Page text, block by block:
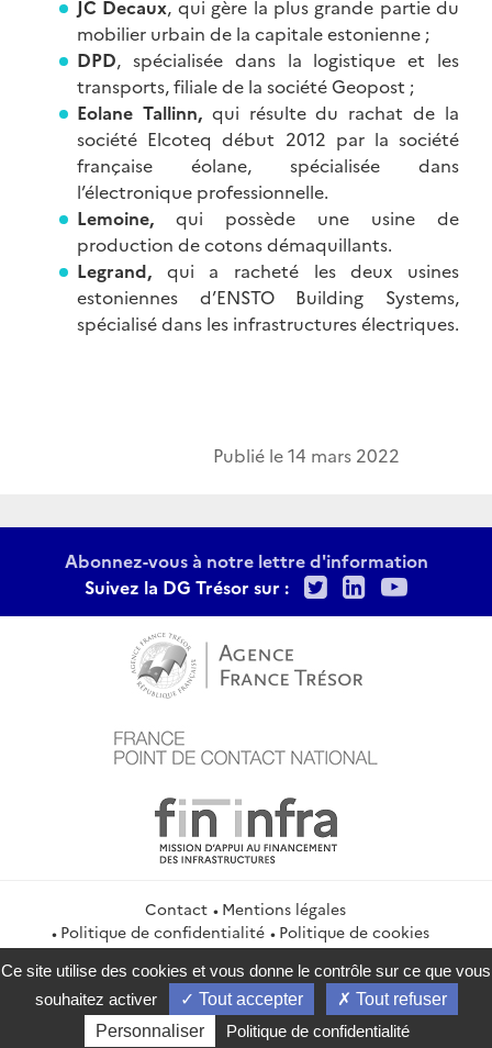
JC Decaux, qui gère la plus grande partie du
mobilier urbain de la capitale estonienne ;
DPD, spécialisée dans la logistique et les
transports, filiale de la société Geopost ;
Eolane Tallinn,qui résulte du rachat de la
société Elcoteq début 2012 par la société
française éolane, spécialisée dans
l’électronique professionnelle.
Lemoine, qui possède une usine de
production de cotons démaquillants.
Legrand, qui a racheté les deux usines
estoniennes d’ENSTO Building Systems,
spécialisé dans les infrastructures électriques.
Publié le14 mars 2022
Abonnez-vous à notre lettre d'information
Suivez la DG Trésor sur :
TwitterLinkedIn
Contact
Mentions légales
Politique de confidentialité
Politique de cookies
Gestion des cookies
service-public.gouv.fr
legifrance.gouv.fr
info.gouv.fr
data.gouv.fr
Ce site utilise des cookies et vous donne le contrôle sur ce que vous
souhaitez activer
Tout accepter
Tout refuser
Personnaliser
Politique de confidentialité